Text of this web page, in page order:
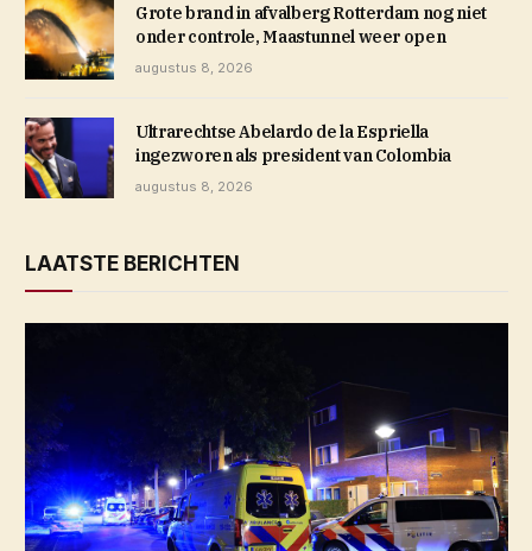
Grote brand in afvalberg Rotterdam nog niet
onder controle, Maastunnel weer open
augustus 8, 2026
Ultrarechtse Abelardo de la Espriella
ingezworen als president van Colombia
augustus 8, 2026
LAATSTE BERICHTEN